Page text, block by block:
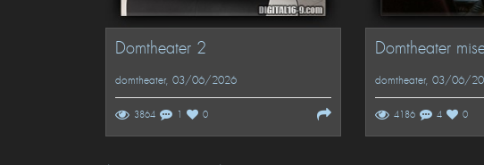
Domtheater 2
domtheater, 03/06/2026
3864 1 0
Domtheater
domtheater, 03/06/
4186 4 0